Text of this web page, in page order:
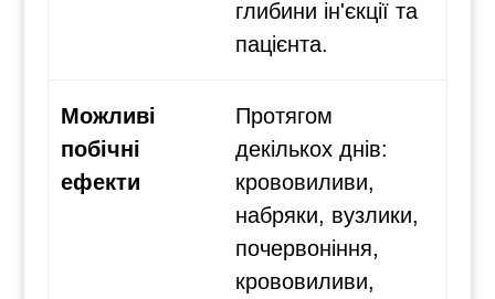
глибини ін'єкції та
пацієнта.
Можливі
побічні
ефекти
Протягом
декількох днів:
крововиливи,
набряки, вузлики,
почервоніння,
крововиливи,